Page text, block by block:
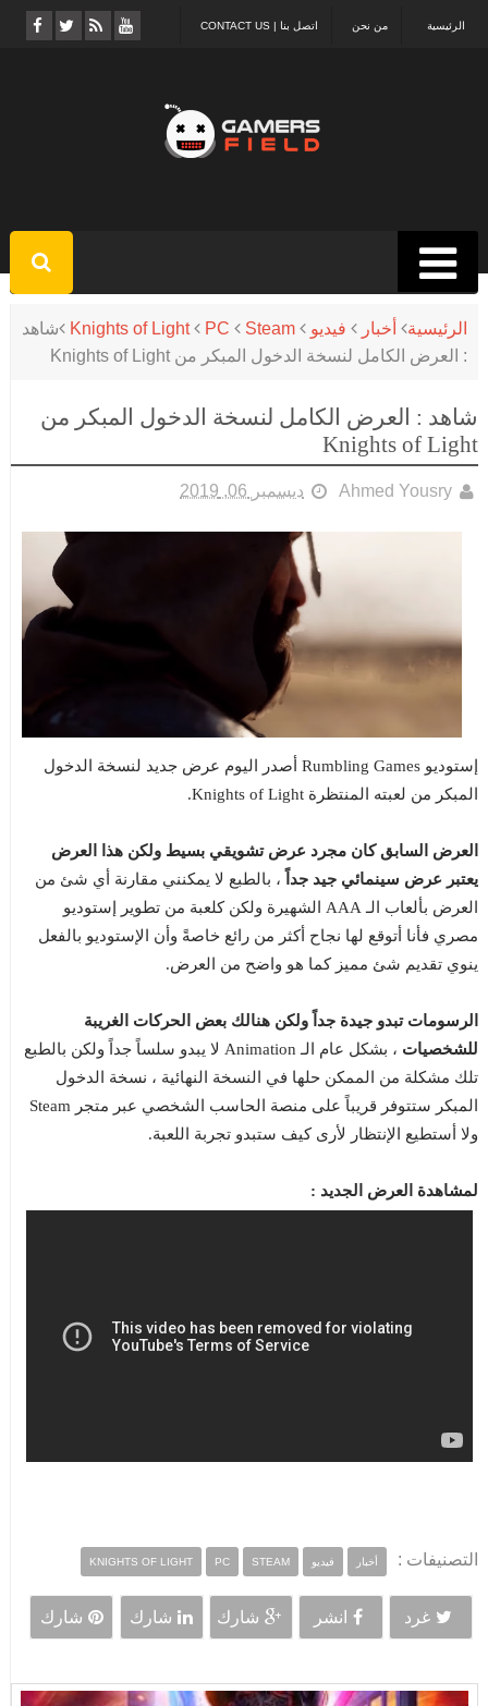
اتصل بنا | CONTACT US من نحن الرئيسية
الرئيسية أخبار فيديو Knights of Light PC Steam
شاهد
: العرض الكامل لنسخة الدخول المبكر من Knights of Light
شاهد : العرض الكامل لنسخة الدخول المبكر من
Knights of Light
Ahmed Yousry ديسمبر 06, 2019
إستوديو Rumbling Games أصدر اليوم عرض جديد لنسخة الدخول
المبكر من لعبته المنتظرة Knights of Light.
العرض السابق كان مجرد عرض تشويقي بسيط ولكن هذا العرض
يعتبر عرض سينمائي جيد جداً
، بالطبع لا يمكنني مقارنة أي شئ من
العرض بألعاب الـ AAA الشهيرة ولكن كلعبة من تطوير إستوديو
مصري فأنا أتوقع لها نجاح أكثر من رائع خاصةً وأن الإستوديو بالفعل
ينوي تقديم شئ مميز كما هو واضح من العرض.
الرسومات تبدو جيدة جداً ولكن هنالك بعض الحركات الغريبة
للشخصيات
، بشكل عام الـ Animation لا يبدو سلساً جداً ولكن بالطبع
تلك مشكلة من الممكن حلها في النسخة النهائية ، نسخة الدخول
المبكر ستتوفر قريباً على منصة الحاسب الشخصي عبر متجر Steam
ولا أستطيع الإنتظار لأرى كيف ستبدو تجربة اللعبة.
لمشاهدة العرض الجديد :
التصنيفات : أخبار فيديو KNIGHTS OF LIGHT PC STEAM
غرد انشر شارك شارك شارك